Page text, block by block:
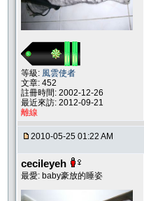
等級: 風雲使者
文章: 452
註冊時間: 2002-12-26
最近來訪: 2012-09-21
離線
2010-05-25 01:22 AM
cecileyeh
最愛: baby豪放的睡姿